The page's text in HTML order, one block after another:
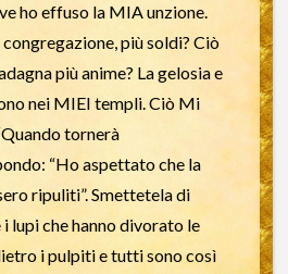
ho effuso la MIA unzione.
più soldi? Ciò
più anime? La gelosia e
nei MIEI templi. Ciò Mi
tornerà
“Ho aspettato che la
ripuliti”. Smettetela di
lupi che hanno divorato le
i pulpiti e tutti sono così